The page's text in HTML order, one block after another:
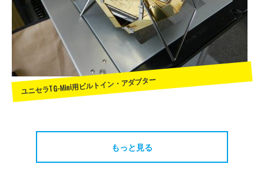
ユニセラTG-Mini用ビルトイン・アダプター
もっと見る